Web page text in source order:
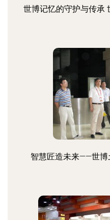
世博记忆的守护与传承
智慧匠造未来——世博